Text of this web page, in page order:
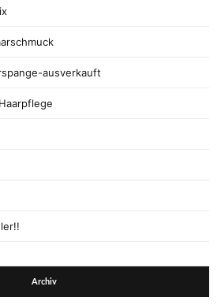
ausverkauft
Archiv